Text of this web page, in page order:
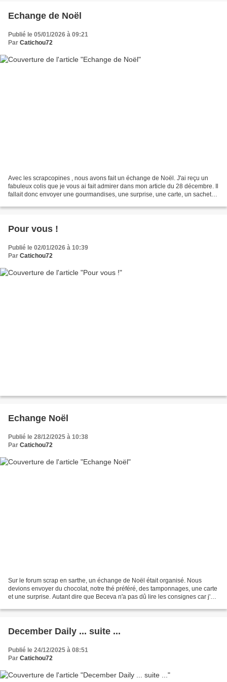
Echange de Noël
Publié le 05/01/2026 à 09:21
Par Catichou72
Avec les scrapcopines , nous avons fait un échange de Noël. J'ai reçu un
fabuleux colis que je vous ai fait admirer dans mon article du 28 décembre. Il
fallait donc envoyer une gourmandises, une surprise, une carte, un sachet
Pour vous !
Publié le 02/01/2026 à 10:39
Par Catichou72
Echange Noël
Publié le 28/12/2025 à 10:38
Par Catichou72
Sur le forum scrap en sarthe, un échange de Noël était organisé. Nous
devions envoyer du chocolat, notre thé préféré, des tamponnages, une carte
et une surprise. Autant dire que Beceva n'a pas dû lire les consignes car j'ai
December Daily ... suite ...
Publié le 24/12/2025 à 08:51
Par Catichou72